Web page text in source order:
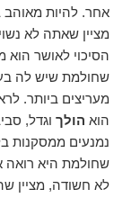
אחר. להיות
מציין שאתה לא
הסיכוי לאושר
שחולמת שיש לה
מעריצים ביותר.
הוא הולך וגדל,
נמנעים ממסקנות
שחולמת היא
לא חשודה, מציין